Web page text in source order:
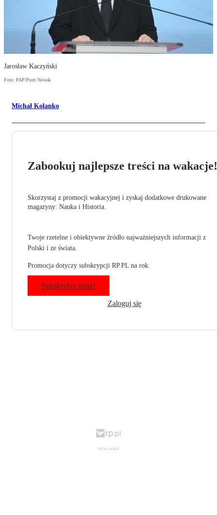
Jarosław Kaczyński
Foto: PAP/Piotr Nowak
Michał Kolanko
Zabookuj najlepsze treści na wakacje!
Skorzystaj z promocji wakacyjnej i zyskaj dodatkowe drukowane
magazyny: Nauka i Historia.
Twoje rzetelne i obiektywne źródło najważniejszych informacji z
Polski i ze świata.
Promocja dotyczy subskrypcji RP.PL na rok.
Subskrybuj teraz!
Zaloguj się